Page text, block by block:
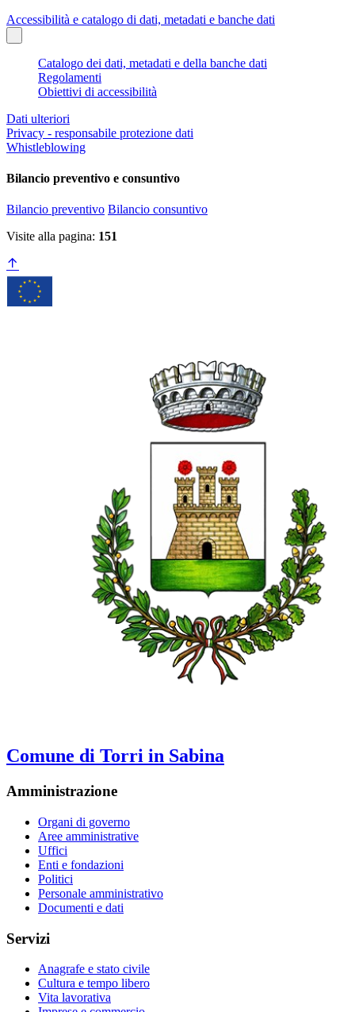
Accessibilità e catalogo di dati, metadati e banche dati
Catalogo dei dati, metadati e della banche dati
Regolamenti
Obiettivi di accessibilità
Dati ulteriori
Privacy - responsabile protezione dati
Whistleblowing
Bilancio preventivo e consuntivo
Bilancio preventivo Bilancio consuntivo
Visite alla pagina: 151
Comune di Torri in Sabina
Amministrazione
Organi di governo
Aree amministrative
Uffici
Enti e fondazioni
Politici
Personale amministrativo
Documenti e dati
Servizi
Anagrafe e stato civile
Cultura e tempo libero
Vita lavorativa